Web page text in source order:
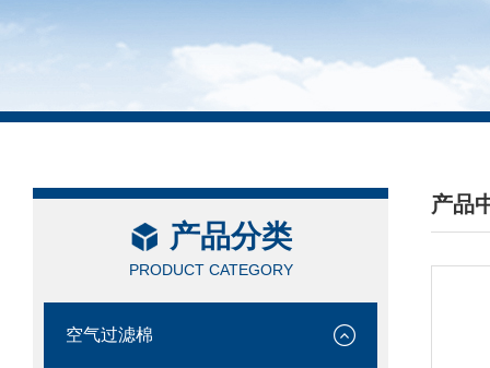
产品分类
PRODUCT CATEGORY
空气过滤棉
产品
/